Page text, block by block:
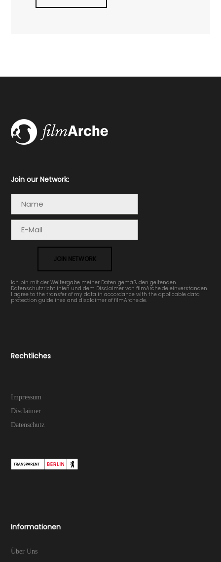
Join our Network:
JOIN NETWORK
Ich bin mit der Weitergabe meiner Daten gemäß den geltenden
Datenschutzrichtlinien und dem Disclaimer von filmArche.de einverstanden.
I agree to the transfer of my data in accordance with the applicable data
protection guidelines and disclaimer of filmArche.de.
Rechtliches
Impressum
Disclaimer
Datenschutz
Informationen
Über Uns